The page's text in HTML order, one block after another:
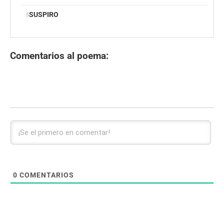
SUSPIRO
Comentarios al poema:
0 COMENTARIOS